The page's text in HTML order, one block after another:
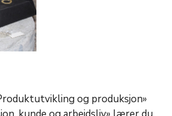
og produksjon»